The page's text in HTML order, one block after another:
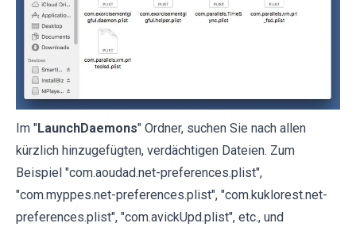
Im "LaunchDaemons" Ordner, suchen Sie nach allen
kürzlich hinzugefügten, verdächtigen Dateien. Zum
Beispiel "com.aoudad.net-preferences.plist",
"com.myppes.net-preferences.plist", "com.kuklorest.net-
preferences.plist", "com.avickUpd.plist", etc., und